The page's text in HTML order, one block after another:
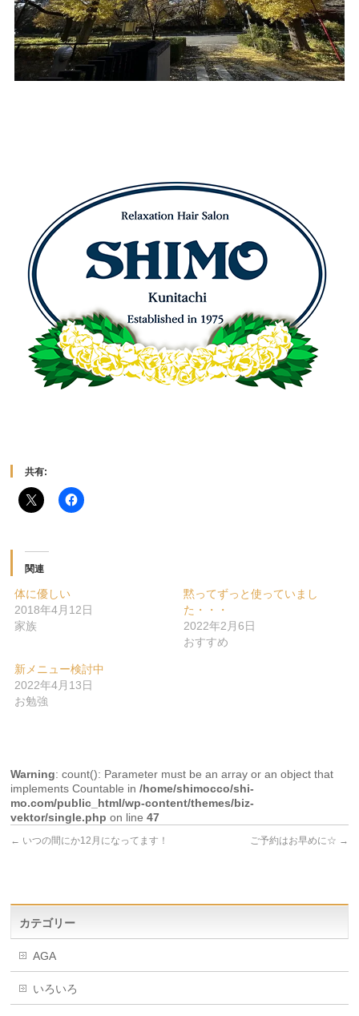
共有:
関連
体に優しい
2018年4月12日
家族
黙ってずっと使っていまし
た・・・
2022年2月6日
おすすめ
新メニュー検討中
2022年4月13日
お勉強
Warning: count(): Parameter must be an array or an object that
implements Countable in/home/shimocco/shi-
mo.com/public_html/wp-content/themes/biz-
vektor/single.php on line47
← いつの間にか12月になってます！ ご予約はお早めに☆ →
カテゴリー
AGA
いろいろ